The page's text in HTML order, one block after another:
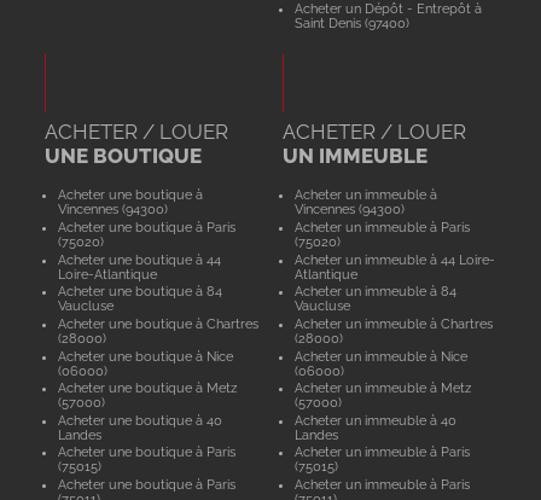
Acheter un Dépôt - Entrepôt à
Saint Denis (97400)
ACHETER / LOUER
UNE BOUTIQUE
Acheter une boutique à
Vincennes (94300)
Acheter une boutique à Paris
(75020)
Acheter une boutique à 44
Loire-Atlantique
Acheter une boutique à 84
Vaucluse
Acheter une boutique à Chartres
(28000)
Acheter une boutique à Nice
(06000)
Acheter une boutique à Metz
(57000)
Acheter une boutique à 40
Landes
Acheter une boutique à Paris
(75015)
Acheter une boutique à Paris
ACHETER / LOUER
UN IMMEUBLE
Acheter un immeuble à
Vincennes (94300)
Acheter un immeuble à Paris
(75020)
Acheter un immeuble à 44 Loire-
Atlantique
Acheter un immeuble à 84
Vaucluse
Acheter un immeuble à Chartres
(28000)
Acheter un immeuble à Nice
(06000)
Acheter un immeuble à Metz
(57000)
Acheter un immeuble à 40
Landes
Acheter un immeuble à Paris
(75015)
Acheter un immeuble à Paris